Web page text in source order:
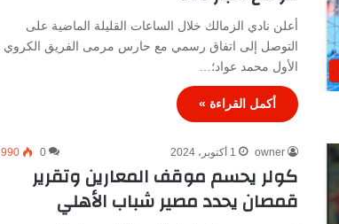
أعلن نادي الزمالك خلال الساعات القليلة الماضية على
التوصل إلى اتفاق رسمي مع حارس مرمى الفريق الكروي
الأول محمد عواد؛…
أكمل القراءة »
owner 1 أكتوبر، 2024 0
990
كولر يحسم موقف المعارين وتقرير
قمصان يحدد مصير شباب الأهلي